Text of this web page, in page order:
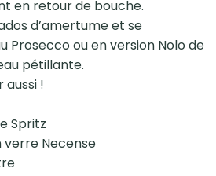
en retour de bouche.
d’amertume et se
Prosecco ou en version Nolo de
pétillante.
aussi !
Spritz
verre Necense